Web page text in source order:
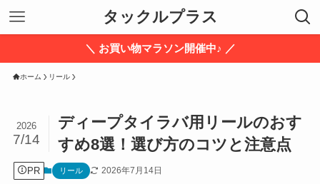
タックルプラス
＼ お買い物マラソン開催中♪ ／
ホーム リール
ディープタイラバ用リールのおす
すめ8選！選び方のコツと注意点
2026
7/14
PR リール 2026年7月14日